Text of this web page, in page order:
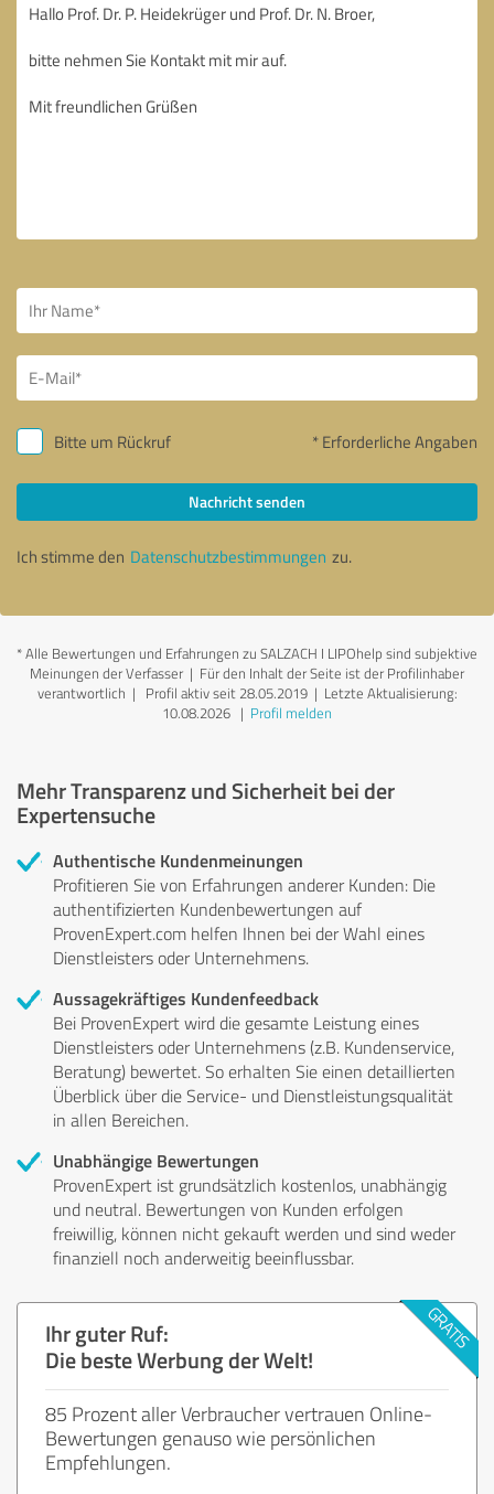
Bitte um Rückruf * Erforderliche Angaben
Nachricht senden
Ich stimme den Datenschutzbestimmungen zu.
*Alle Bewertungen und Erfahrungen zu SALZACH I LIPOhelp sind subjektive
Meinungen der Verfasser | Für den Inhalt der Seite ist der Profilinhaber
verantwortlich | Profil aktiv seit 28.05.2019 | Letzte Aktualisierung:
10.08.2026 | Profil melden
Mehr Transparenz und Sicherheit bei der
Expertensuche
Authentische Kundenmeinungen
Profitieren Sie von Erfahrungen anderer Kunden: Die
authentifizierten Kundenbewertungen auf
ProvenExpert.com helfen Ihnen bei der Wahl eines
Dienstleisters oder Unternehmens.
Aussagekräftiges Kundenfeedback
Bei ProvenExpert wird die gesamte Leistung eines
Dienstleisters oder Unternehmens (z.B. Kundenservice,
Beratung) bewertet. So erhalten Sie einen detaillierten
Überblick über die Service- und Dienstleistungsqualität
in allen Bereichen.
Unabhängige Bewertungen
ProvenExpert ist grundsätzlich kostenlos, unabhängig
und neutral. Bewertungen von Kunden erfolgen
freiwillig, können nicht gekauft werden und sind weder
finanziell noch anderweitig beeinflussbar.
Ihr guter Ruf:
Die beste Werbung der Welt!
85 Prozent aller Verbraucher vertrauen Online-
Bewertungen genauso wie persönlichen
Empfehlungen.